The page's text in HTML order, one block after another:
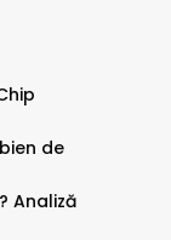
de
Analiză